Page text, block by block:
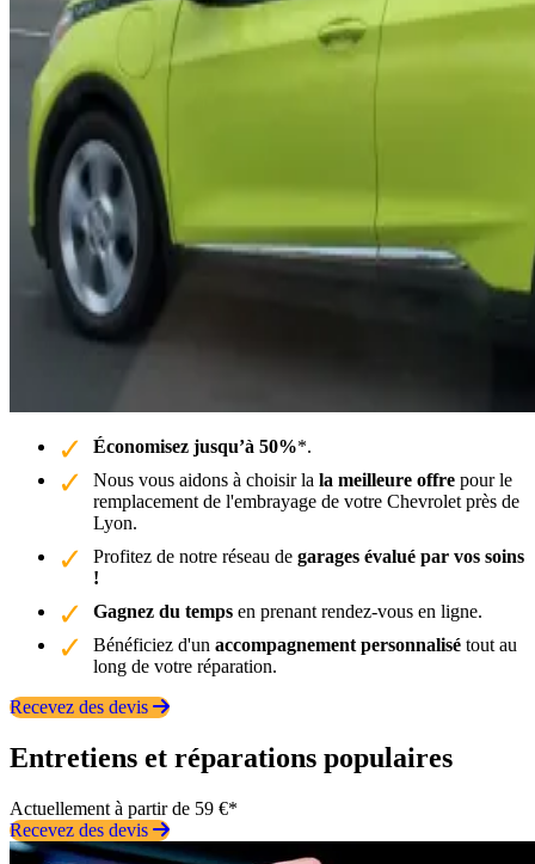
Économisez jusqu’à 50%*.
Nous vous aidons à choisir la la meilleure offre pour le
remplacement de l'embrayage de votre Chevrolet près de
Lyon.
Profitez de notre réseau de garages évalué par vos soins
!
Gagnez du temps en prenant rendez-vous en ligne.
Bénéficiez d'un accompagnement personnalisé tout au
long de votre réparation.
Recevez des devis
Entretiens et réparations populaires
Actuellement à partir de 59 €*
Recevez des devis